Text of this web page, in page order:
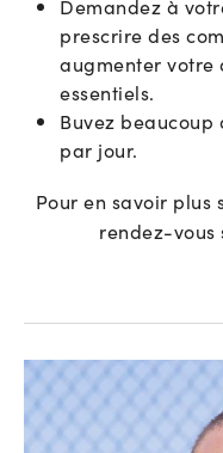
Demandez à
prescrire des
augmenter votre
essentiels.
Buvez beaucoup
par jour.
Pour en savoir plus
rendez-